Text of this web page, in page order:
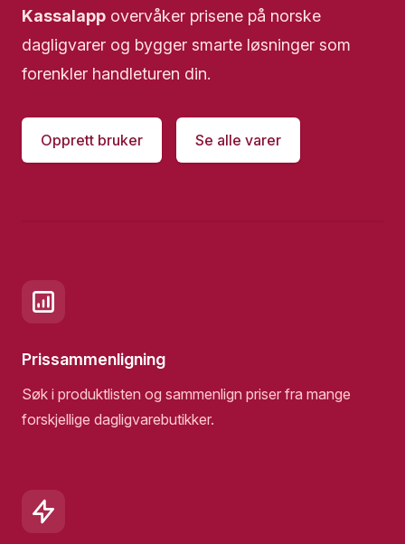
Kassalapp overvåker prisene på norske
dagligvarer og bygger smarte løsninger som
forenkler handleturen din.
Opprett bruker Se alle varer
Prissammenligning
Søk i produktlisten og sammenlign priser fra mange
forskjellige dagligvarebutikker.